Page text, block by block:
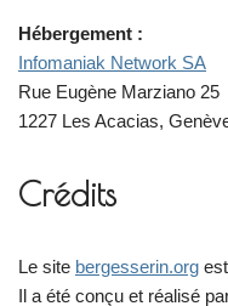
Hébergement :
Infomaniak Network SA
Rue Eugène Marziano 25
1227 Les Acacias,
Crédits
Le site bergesserin.org
Il a été conçu et réalisé